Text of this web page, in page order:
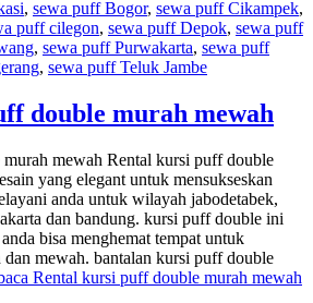
, sewa puff Bogor, sewa puff Cikampek,
puff cilegon, sewa puff Depok, sewa puff
, sewa puff Purwakarta, sewa puff
, sewa puff Teluk Jambe
double murah mewah
mewah Rental kursi puff double
yang elegant untuk mensukseskan
anda untuk wilayah jabodetabek,
dan bandung. kursi puff double ini
bisa menghemat tempat untuk
dan mewah. bantalan kursi puff double
Rental kursi puff double murah mewah